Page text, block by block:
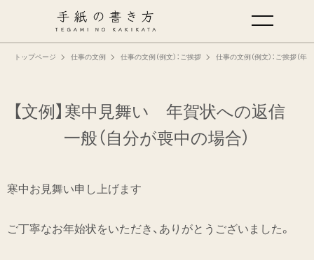
トップページ 仕事の文例 仕事の文例（例文）：ご挨拶 仕事の文例（例文）：ご挨拶（年
【文例】寒中見舞い 年賀状への返信
一般（自分が喪中の場合）
寒中お見舞い申し上げます
ご丁寧なお年始状をいただき、ありがとうございました。
手紙の基本
仕事の手紙の書き方
くらしの文例
仕事の文例
特集